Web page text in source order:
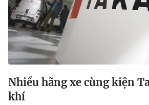
Nhiều hãng xe cùng kiện
khí